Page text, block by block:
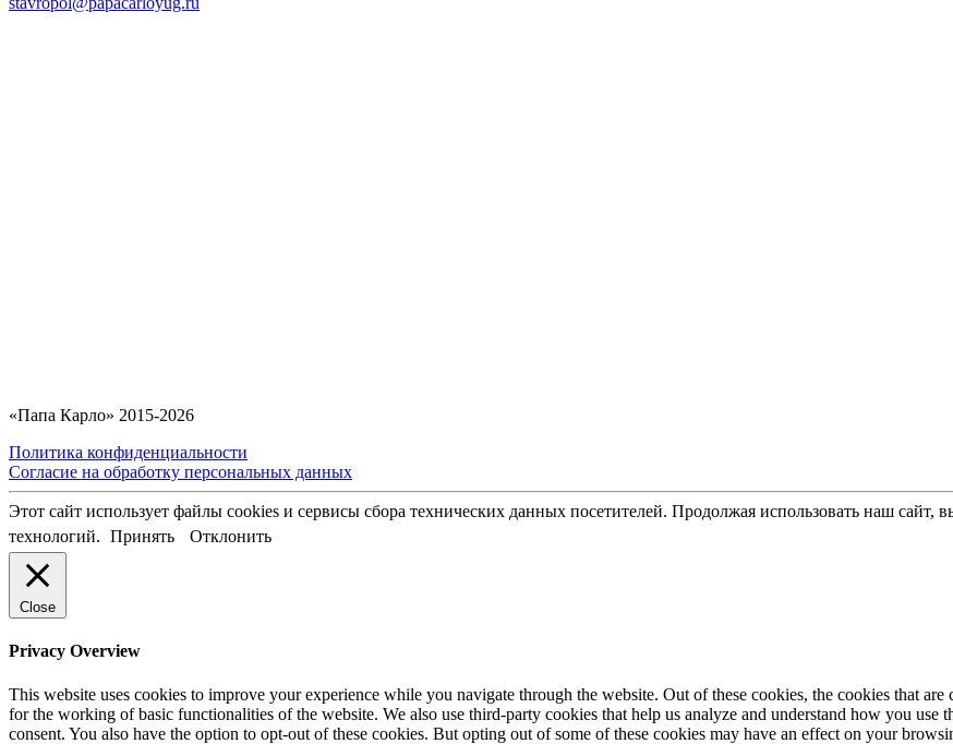
«Папа Карло» 2015-2026
Политика конфиденциальности
Согласие на обработку персональных данных
Этот сайт использует файлы cookies и сервисы сбора технических данных посетителей. Продолжая использовать наш сайт,
технологий. Принять Отклонить
Close
Privacy Overview
This website uses cookies to improve your experience while you navigate through the website. Out of these cookies, the cookies that are
for the working of basic functionalities of the website. We also use third-party cookies that help us analyze and understand how you
consent. You also have the option to opt-out of these cookies. But opting out of some of these cookies may have an effect on your